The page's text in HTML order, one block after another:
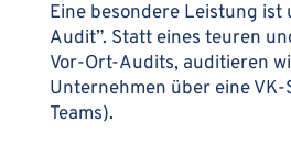
Eine besondere Leistung ist
Audit”. Statt eines teuren
Vor-Ort-Audits, auditieren
Unternehmen über eine VK-
Teams).